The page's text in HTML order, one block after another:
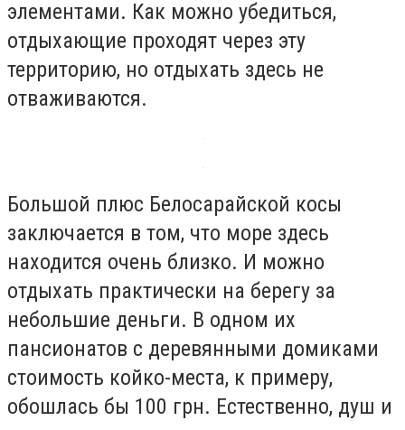
элементами. Как можно убедиться,
отдыхающие проходят через эту
территорию, но отдыхать здесь не
отваживаются.
Большой плюс Белосарайской косы
заключается в том, что море здесь
находится очень близко. И можно
отдыхать практически на берегу за
небольшие деньги. В одном их
пансионатов с деревянными домиками
стоимость койко-места, к примеру,
обошлась бы 100 грн. Естественно, душ и